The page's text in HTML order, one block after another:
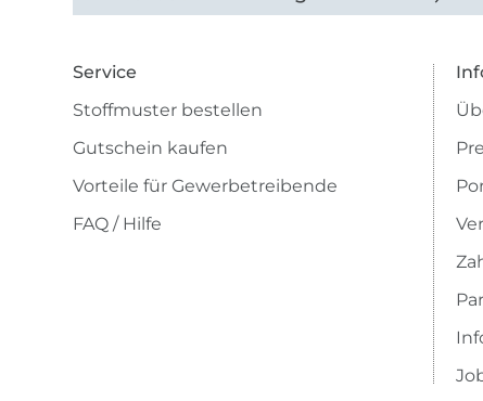
Service
Stoffmuster bestellen
Gutschein kaufen
Vorteile für Gewerbetreibende
FAQ / Hilfe